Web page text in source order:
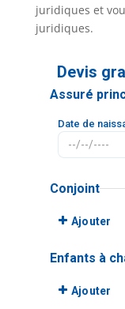
juridiques et
juridiques.